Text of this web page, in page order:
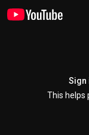
Sign
This helps